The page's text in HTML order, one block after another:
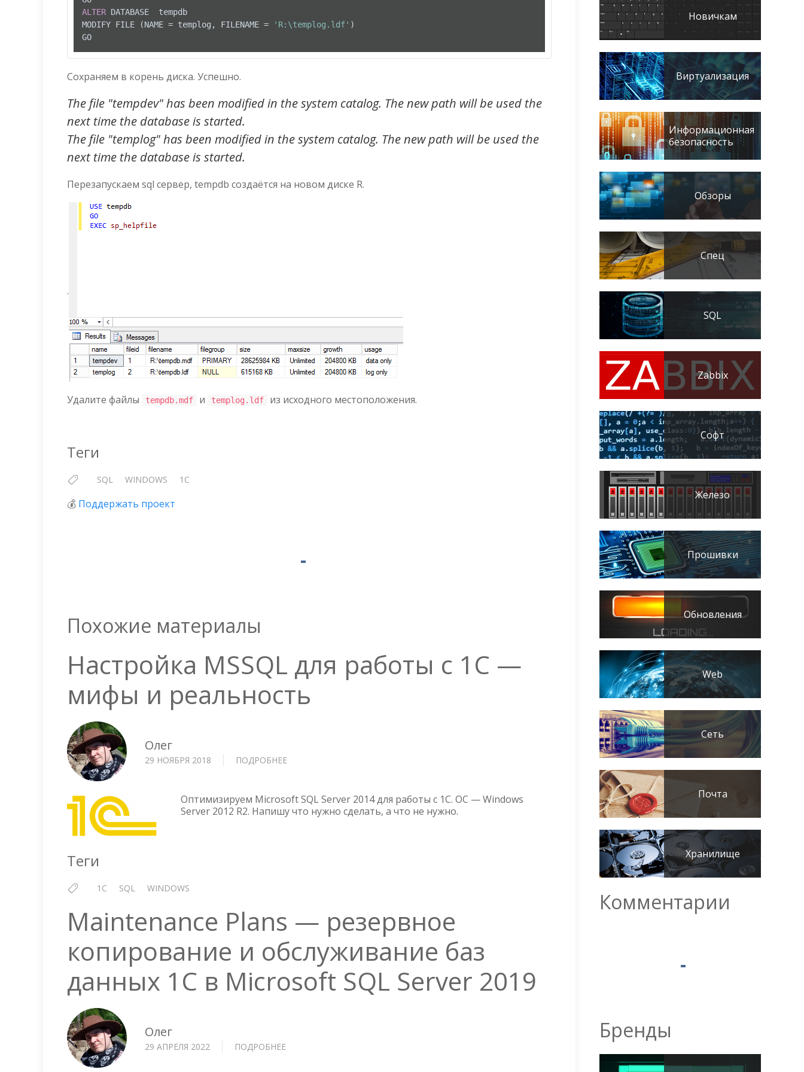
ALTER DATABASE  tempdb
MODIFY FILE (NAME = templog, FILENAME = 'R:\templog.ldf' )
GO
Сохраняем в корень диска. Успешно.
The file "tempdev" has been modified in the system catalog. The new path will be used the
next time the database is started.
The file "templog" has been modified in the system catalog. The new path will be used the
next time the database is started.
Перезапускаем sql сервер, tempdb создаётся на новом диске R.
.
Удалите файлы tempdb.mdf и templog.ldf из исходного местоположения.
Теги
SQL WINDOWS 1C
💰 Поддержать проект
Похожие материалы
Настройка MSSQL для работы с 1С —
мифы и реальность
Олег
29 НОЯБРЯ 2018 ПОДРОБНЕЕ
ДЛЯ
РАБОТЫ
Оптимизируем Microsoft SQL Server 2014 для работы с 1С. ОС — Windows
Server 2012 R2. Напишу что нужно сделать, а что не нужно.
Теги
1C SQL WINDOWS
Maintenance Plans — резервное
копирование и обслуживание баз
данных 1С в Microsoft SQL Server 2019
Олег
29 АПРЕЛЯ 2022 ПОДРОБНЕЕ
Новичкам
Виртуализация
Информационная
безопасность
Обзоры
Спец
SQL
Zabbix
Софт
Железо
Прошивки
Обновления
Web
Сеть
Почта
Хранилище
Комментарии
Бренды